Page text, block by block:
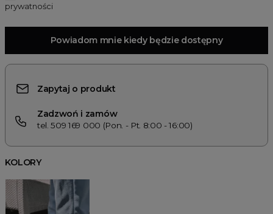
prywatności
Powiadom mnie kiedy będzie dostępny
Zapytaj o produkt
Zadzwoń i zamów
tel. 509 169 000 (Pon. - Pt. 8:00 - 16:00)
KOLORY